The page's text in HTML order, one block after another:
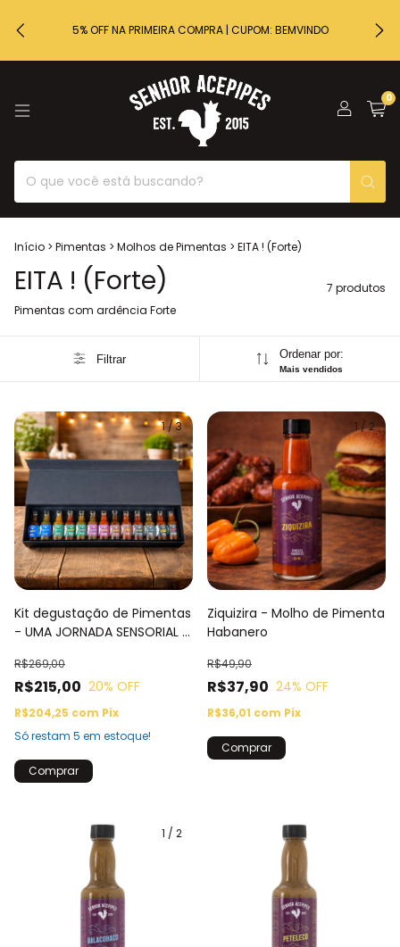
5% OFF NA PRIMEIRA COMPRA | CUPOM: BEMVINDO
0
Início > Pimentas > Molhos de Pimentas > EITA ! (Forte)
EITA ! (Forte)
7 produtos
Pimentas com ardência Forte
Filtrar Ordenar por:
Mais vendidos
1 /3
Kit degustação de Pimentas
- UMA JORNADA SENSORIAL -
sofrência
R$215,00
R$269,00
20% OFF
R$204,25 com Pix
Só restam 5 em estoque!
1/2
Ziquizira - Molho de Pimenta
Habanero
R$37,90
R$49,90
24% OFF
R$36,01 com Pix
1 / 2